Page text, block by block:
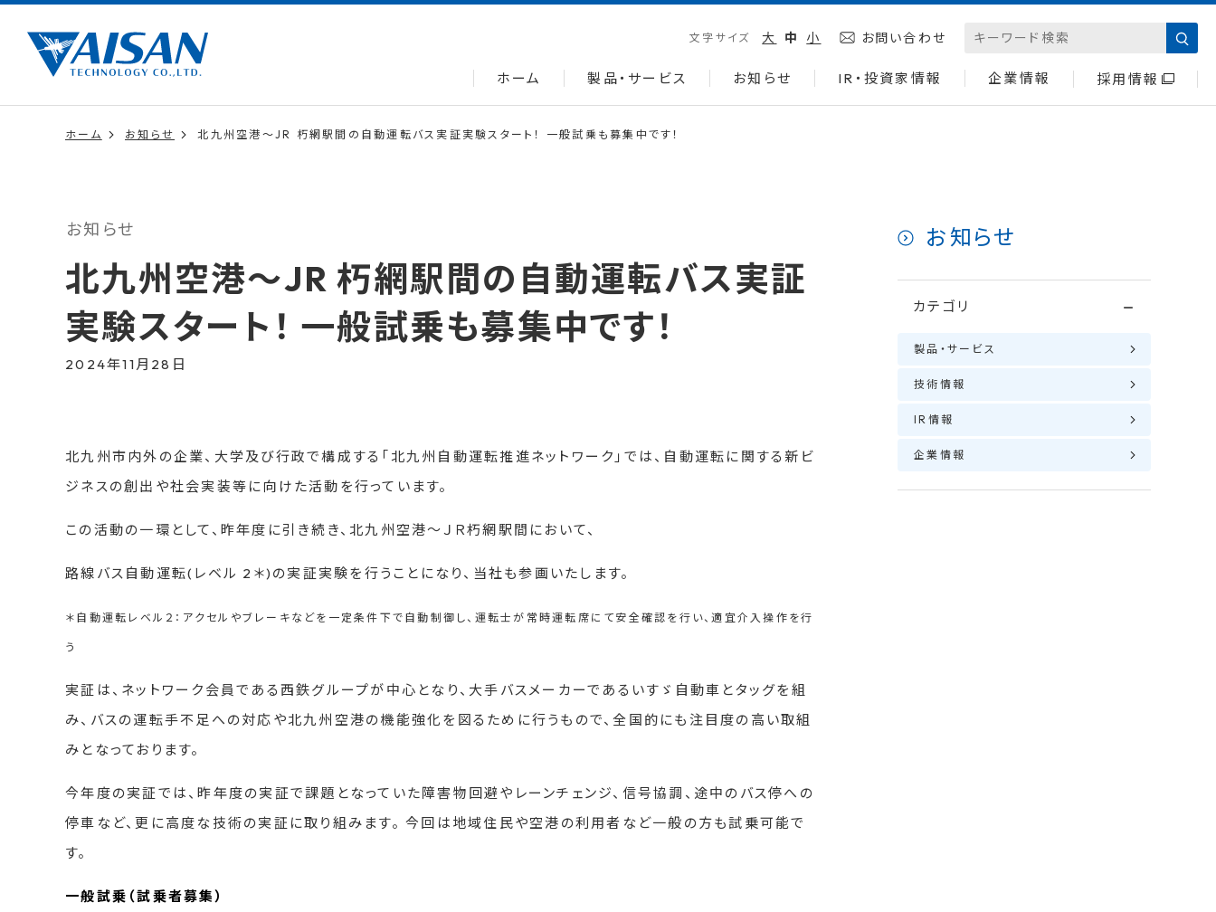
文字サイズ 大 中 小 お問い合わせ
ホーム 製品・サービス お知らせ IR・投資家情報 企業情報 採用情報
ホーム お知らせ 北九州空港〜JR 朽網駅間の自動運転バス実証実験スタート！ 一般試乗も募集中です！
お知らせ
北九州空港〜JR 朽網駅間の自動運転バス実証
実験スタート！ 一般試乗も募集中です！
2024年11月28日
北九州市内外の企業、大学及び行政で構成する「北九州自動運転推進ネットワーク」では、自動運転に関する新ビ
ジネスの創出や社会実装等に向けた活動を行っています。
この活動の一環として、昨年度に引き続き、北九州空港〜ＪＲ朽網駅間において、
路線バス自動運転(レベル 2＊)の実証実験を行うことになり、当社も参画いたします。
＊自動運転レベル２：アクセルやブレーキなどを一定条件下で自動制御し、運転士が常時運転席にて安全確認を行い、適宜介入操作を行
う
実証は、ネットワーク会員である西鉄グループが中心となり、大手バスメーカーであるいすゞ自動車とタッグを組
み、バスの運転手不足への対応や北九州空港の機能強化を図るために行うもので、全国的にも注目度の高い取組
みとなっております。
今年度の実証では、昨年度の実証で課題となっていた障害物回避やレーンチェンジ、信号協調、途中のバス停への
停車など、更に高度な技術の実証に取り組みます。 今回は地域住民や空港の利用者など一般の方も試乗可能で
す。
一般試乗（試乗者募集）
お知らせ
カテゴリ
製品・サービス
技術情報
IR情報
企業情報